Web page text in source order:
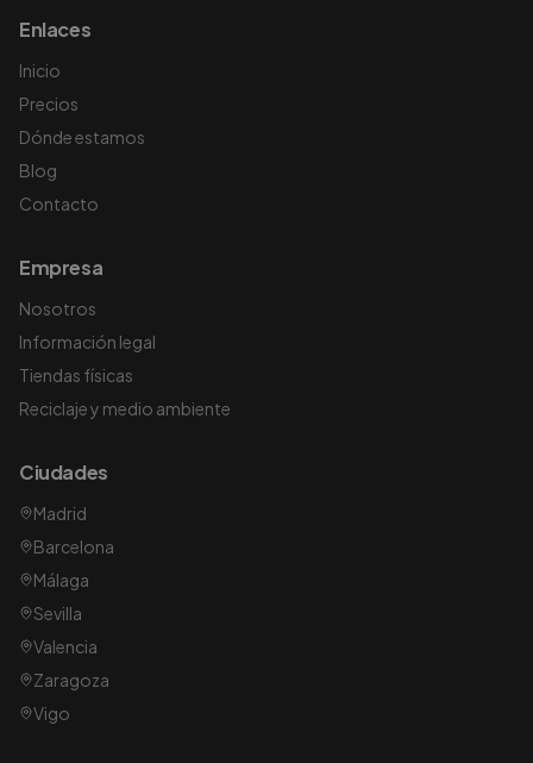
Enlaces
Inicio
Precios
Dónde estamos
Blog
Contacto
Empresa
Nosotros
Información legal
Tiendas físicas
Reciclaje y medio ambiente
Ciudades
Madrid
Barcelona
Málaga
Sevilla
Valencia
Zaragoza
Vigo